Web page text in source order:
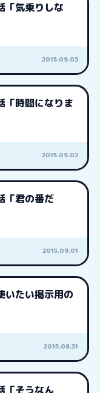
「気乗りしな
2015.09.03
「時間になりま
2015.09.02
「君の番だ
2015.09.01
いたい掲示用の
2015.08.31
「そうなん